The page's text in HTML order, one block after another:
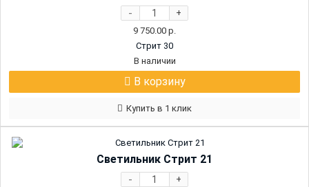
- +
9 750.00 р.
Стрит 30
В наличии
В корзину
Купить в 1 клик
Светильник Стрит 21
- +